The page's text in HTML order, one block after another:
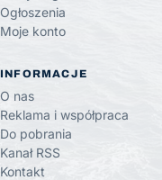
Ogłoszenia
Moje konto
INFORMACJE
O nas
Reklama i współpraca
Do pobrania
Kanał RSS
Kontakt